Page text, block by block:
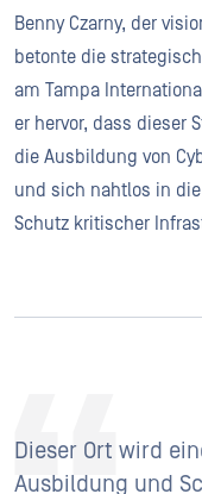
Benny Czarny, der
betonte die
am Tampa
er hervor, dass dieser
die Ausbildung von
und sich nahtlos in die
Schutz kritischer
Dieser Ort wird
Ausbildung und